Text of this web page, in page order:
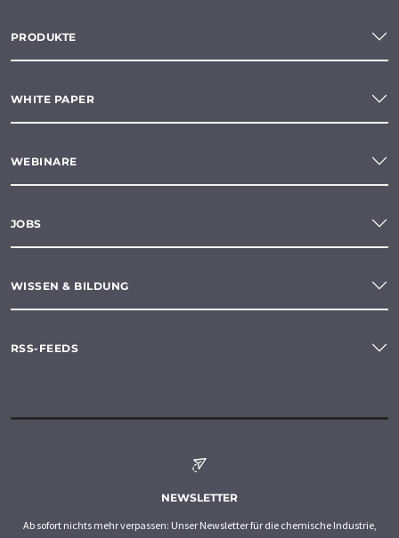
PRODUKTE
WHITE PAPER
WEBINARE
JOBS
WISSEN & BILDUNG
RSS-FEEDS
NEWSLETTER
Ab sofort nichts mehr verpassen: Unser Newsletter für die chemische Industrie,